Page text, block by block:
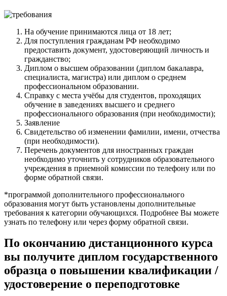
На обучение принимаются лица от 18 лет;
Для поступления гражданам РФ необходимо
предоставить документ, удостоверяющий личность и
гражданство;
Диплом о высшем образовании (диплом бакалавра,
специалиста, магистра) или диплом о среднем
профессиональном образовании.
Справку с места учёбы для студентов, проходящих
обучение в заведениях высшего и среднего
профессионального образования (при необходимости);
Заявление
Свидетельство об изменении фамилии, имени, отчества
(при необходимости).
Перечень документов для иностранных граждан
необходимо уточнить у сотрудников образовательного
учреждения в приемной комиссии по телефону или по
форме обратной связи.
*программой дополнительного профессионального
образования могут быть установлены дополнительные
требования к категории обучающихся. Подробнее Вы можете
узнать по телефону или через форму обратной связи.
По окончанию дистанционного курса
вы получите диплом государственного
образца о повышении квалификации /
удостоверение о переподготовке